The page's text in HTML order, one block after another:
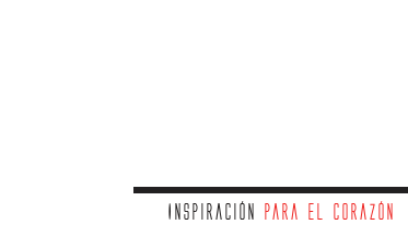
Inspiración para el corazón